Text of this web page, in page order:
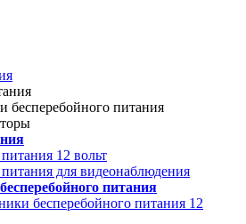
12 вольт
для видеонаблюдения
питания
бесперебойного питания 12